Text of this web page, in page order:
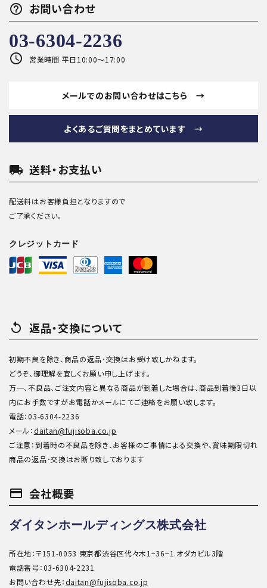
help_outline お問い合わせ
03-6304-2236
schedule 営業時間 平日10:00～17:00
メールでのお問い合わせはこちら →
よくあるご質問をまとめています →
local_shipping 送料・お支払い
配送料はお客様負担となりますので
ご了承ください。
クレジットカード
replay 返品・交換について
初期不良を除き、商品の返品･交換はお受け致しかねます。
どうぞ、御理解を宜しくお願い申し上げます。
万一、不良品、ご注文内容と異なる商品が到着した場合は、商品到着後3日以
内にお手数ですがお電話かメールにてご連絡をお願い致します。
電話：03-6304-2236
メール：daitan@fujisoba.co.jp
ご注意：到着時の不良品を除き、お客様のご事情による交換や、賞味期限切れ
商品の返品･交換はお断り致しております
payment 会社概要
ダイタンホールディングス株式会社
所在地：〒151-0053 東京都渋谷区代々木1−36−1 オダカビル3階
電話番号：03-6304-2231
お問い合わせ先：daitan@fujisoba.co.jp